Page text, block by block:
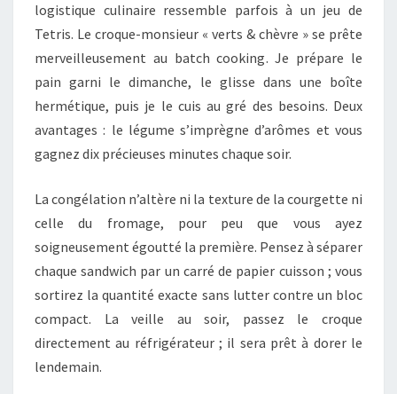
logistique culinaire ressemble parfois à un jeu de
Tetris. Le croque-monsieur « verts & chèvre » se prête
merveilleusement au batch cooking. Je prépare le
pain garni le dimanche, le glisse dans une boîte
hermétique, puis je le cuis au gré des besoins. Deux
avantages : le légume s’imprègne d’arômes et vous
gagnez dix précieuses minutes chaque soir.
La congélation n’altère ni la texture de la courgette ni
celle du fromage, pour peu que vous ayez
soigneusement égoutté la première. Pensez à séparer
chaque sandwich par un carré de papier cuisson ; vous
sortirez la quantité exacte sans lutter contre un bloc
compact. La veille au soir, passez le croque
directement au réfrigérateur ; il sera prêt à dorer le
lendemain.